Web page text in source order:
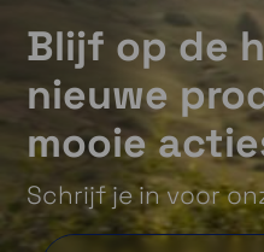
Blijf op de
nieuwe
mooie
Schrijf je in voor